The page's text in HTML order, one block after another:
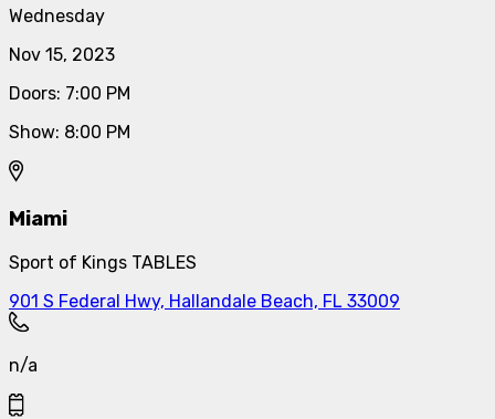
Wednesday
Nov 15, 2023
Doors: 7:00 PM
Show: 8:00 PM
Miami
Sport of Kings TABLES
901 S Federal Hwy, Hallandale Beach, FL 33009
n/a